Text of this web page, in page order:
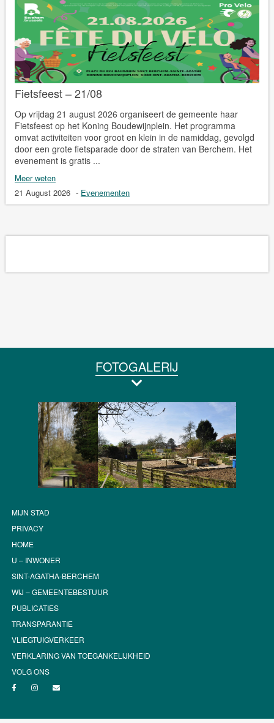
Fietsfeest – 21/08
Op vrijdag 21 august 2026 organiseert de gemeente haar
Fietsfeest op het Koning Boudewijnplein. Het programma
omvat activiteiten voor groot en klein in de namiddag, gevolgd
door een grote fietsparade door de straten van Berchem. Het
evenement is gratis ...
Meer weten
21 August 2026 - Evenementen
FOTOGALERIJ
MIJN STAD
PRIVACY
HOME
U – INWONER
SINT-AGATHA-BERCHEM
WIJ – GEMEENTEBESTUUR
PUBLICATIES
TRANSPARANTIE
VLIEGTUIGVERKEER
VERKLARING VAN TOEGANKELIJKHEID
VOLG ONS